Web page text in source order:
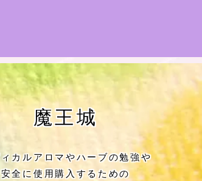
ェブサイト『Botanical Study』
ミン瑠璃地楽の主な活動先リン
魔王城
カルアロマやハーブの勉強や
安全に使用購入するための